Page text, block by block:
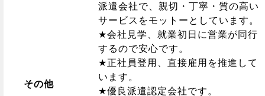
その他
派遣会社で、親切・丁寧・質の高い
サービスをモットーとしています。
★会社見学、就業初日に営業が同行
するので安心です。
★正社員登用、直接雇用を推進して
います。
★優良派遣認定会社です。